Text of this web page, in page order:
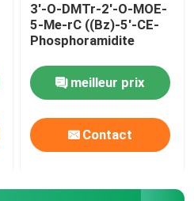
3'-O-DMTr-2'-O-MOE-
5-Me-rC ((Bz)-5'-CE-
Phosphoramidite
meilleur prix
Contact